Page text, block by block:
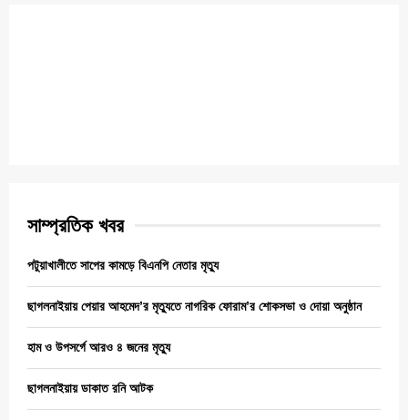
সাম্প্রতিক খবর
পটুয়াখালীতে সাপের কামড়ে বিএনপি নেতার মৃত্যু
ছাগলনাইয়ায় পেয়ার আহমেদ’র মৃত্যুতে নাগরিক ফোরাম’র শোকসভা ও দোয়া অনুষ্ঠান
হাম ও উপসর্গে আরও ৪ জনের মৃত্যু
ছাগলনাইয়ায় ডাকাত রনি আটক